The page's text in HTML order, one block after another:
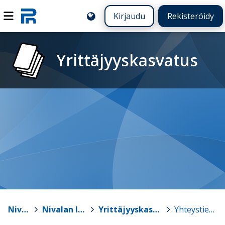
Kirjaudu Rekisteröidy
Yrittäjyyskasvatus
Nivala Nivalan lukio > Yrittäjyyskasvatus > Yhteystiedot